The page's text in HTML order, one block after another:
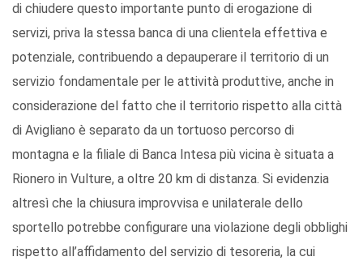
di chiudere questo importante punto di erogazione di
servizi, priva la stessa banca di una clientela effettiva e
potenziale, contribuendo a depauperare il territorio di un
servizio fondamentale per le attività produttive, anche in
considerazione del fatto che il territorio rispetto alla città
di Avigliano è separato da un tortuoso percorso di
montagna e la filiale di Banca Intesa più vicina è situata a
Rionero in Vulture, a oltre 20 km di distanza. Si evidenzia
altresì che la chiusura improvvisa e unilaterale dello
sportello potrebbe configurare una violazione degli obblighi
rispetto all’affidamento del servizio di tesoreria, la cui